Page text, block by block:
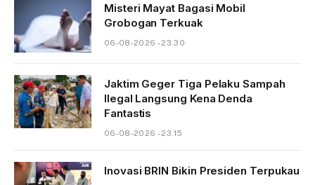
Misteri Mayat Bagasi Mobil
Grobogan Terkuak
06-08-2026 - 23.30
Jaktim Geger Tiga Pelaku Sampah
Ilegal Langsung Kena Denda
Fantastis
06-08-2026 - 23.15
Inovasi BRIN Bikin Presiden Terpukau